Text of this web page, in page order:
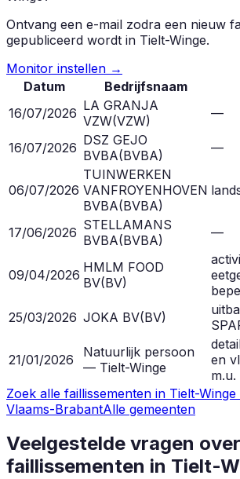
Ontvang een e-mail zodra een nieuw
gepubliceerd wordt in Tielt-Winge.
Monitor instellen →
Datum
Bedrijfsnaam
16/07/2026 LA GRANJA
VZW(VZW) —
16/07/2026 DSZ GEJO
BVBA(BVBA) —
06/07/2026
TUINWERKEN
VANFROYENHOVEN
BVBA(BVBA)
17/06/2026 STELLAMANS
BVBA(BVBA) —
09/04/2026 HMLM FOOD
BV(BV)
25/03/2026 JOKA BV(BV)
21/01/2026
Natuurlijk persoon
— Tielt-Winge
en
m.u.
Zoek alle faillissementen in Tielt-Winge
Vlaams-BrabantAlle gemeenten
Veelgestelde vragen over
faillissementen in Tielt-